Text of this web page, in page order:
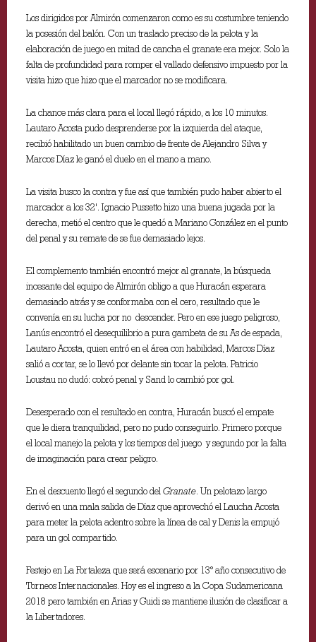
Los dirigidos por Almirón comenzaron como es su costumbre teniendo
la posesión del balón. Con un traslado preciso de la pelota y la
elaboración de juego en mitad de cancha el granate era mejor. Solo la
falta de profundidad para romper el vallado defensivo impuesto por la
visita hizo que hizo que el marcador no se modificara.
La chance más clara para el local llegó rápido, a los 10 minutos.
Lautaro Acosta pudo desprenderse por la izquierda del ataque,
recibió habilitado un buen cambio de frente de Alejandro Silva y
Marcos Díaz le ganó el duelo en el mano a mano.
La visita busco la contra y fue así que también pudo haber abierto el
marcador a los 32'. Ignacio Pussetto hizo una buena jugada por la
derecha, metió el centro que le quedó a Mariano González en el punto
del penal y su remate de se fue demasiado lejos.
El complemento también encontró mejor al granate, la búsqueda
incesante del equipo de Almirón obligo a que Huracán esperara
demasiado atrás y se conformaba con el cero, resultado que le
convenía en su lucha por no descender. Pero en ese juego peligroso,
Lanús encontró el desequilibrio a pura gambeta de su As de espada,
Lautaro Acosta, quien entró en el área con habilidad, Marcos Díaz
salió a cortar, se lo llevó por delante sin tocar la pelota. Patricio
Loustau no dudó: cobró penal y Sand lo cambió por gol.
Desesperado con el resultado en contra, Huracán buscó el empate
que le diera tranquilidad, pero no pudo conseguirlo. Primero porque
el local manejo la pelota y los tiempos del juego y segundo por la falta
de imaginación para crear peligro.
En el descuento llegó el segundo delGranate. Un pelotazo largo
derivó en una mala salida de Díaz que aprovechó el Laucha Acosta
para meter la pelota adentro sobre la línea de cal y Denis la empujó
para un gol compartido.
Festejo en La Fortaleza que será escenario por 13° año consecutivo de
Torneos Internacionales. Hoy es el ingreso a la Copa Sudamericana
2018 pero también en Arias y Guidi se mantiene ilusión de clasificar a
la Libertadores.